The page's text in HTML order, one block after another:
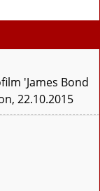
'James Bond
22.10.2015